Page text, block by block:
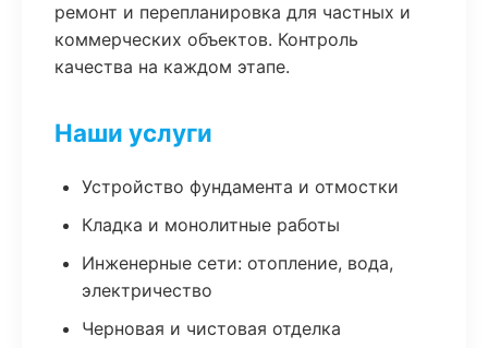
ремонт и перепланировка для частных и
коммерческих объектов. Контроль
качества на каждом этапе.
Наши услуги
Устройство фундамента и отмостки
Кладка и монолитные работы
Инженерные сети: отопление, вода,
электричество
Черновая и чистовая отделка